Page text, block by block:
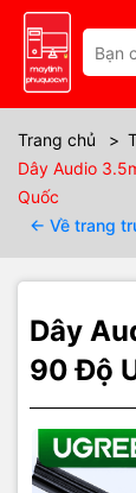
Trang chủ >
Dây Audio
Quốc
← Về trang
Dây
90 Độ
Thông
Model
Kết nối
Thiết kế
Chất liệu dây
Chất liệu đầu cắm
Chức năng
Tình trạng